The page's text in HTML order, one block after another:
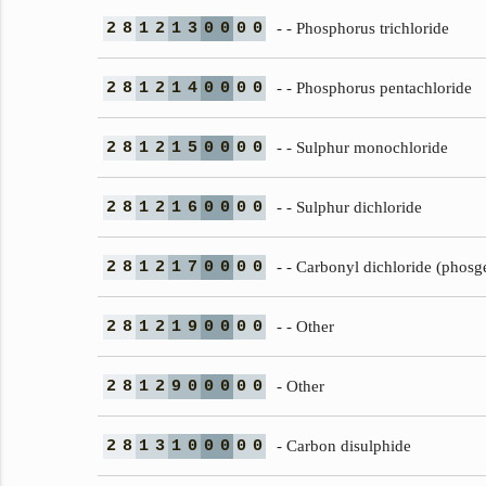
2 8 1 2 1 3 0 0 0 0 - - Phosphorus trichloride
2 8 1 2 1 4 0 0 0 0 - - Phosphorus pentachloride
2 8 1 2 1 5 0 0 0 0 - - Sulphur monochloride
2 8 1 2 1 6 0 0 0 0 - - Sulphur dichloride
2 8 1 2 1 7 0 0 0 0 - - Carbonyl dichloride
2 8 1 2 1 9 0 0 0 0 - - Other
2 8 1 2 9 0 0 0 0 0 - Other
2 8 1 3 1 0 0 0 0 0 - Carbon disulphide